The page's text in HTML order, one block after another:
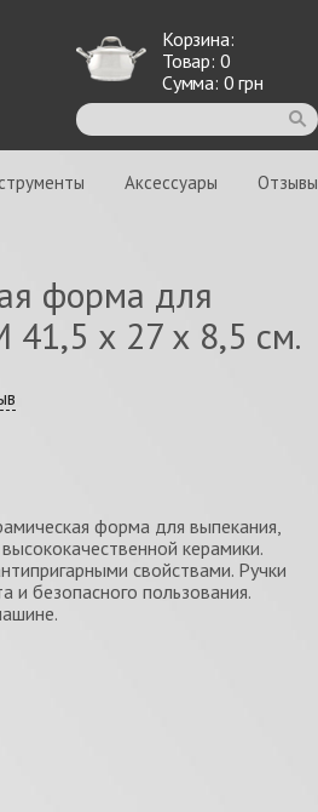
Корзина:
Товар: 0
Сумма: 0 грн
Аксессуары Отзывы
форма для
41,5 х 27 х 8,5 см.
форма для выпекания,
керамики.
свойствами. Ручки
и безопасного пользования.